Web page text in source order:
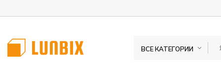
ВСЕ КАТЕГОРИИ